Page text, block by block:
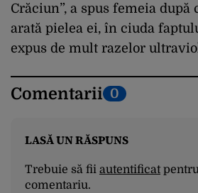
Crăciun”, a spus femeia după
arată pielea ei, în ciuda
expus de mult razelor
Comentarii 0
LASĂ UN RĂSPUNS
Trebuie să fii autentificat
comentariu.